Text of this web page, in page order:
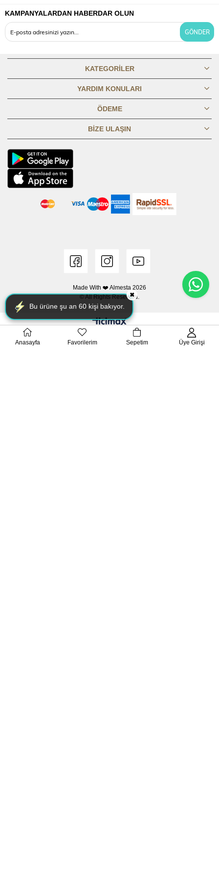
OMUZDAN
BOY
80,1 80,69 81,19 81,69 82,19 82,69 83,19
1/2
45,8 47,8 49,8 51,8 53,8 56,8 59,8 62,8
51,8 53,8 55,8 57,8 66,8
KAMPANYALARDAN HABERDAR OLUN
GÖNDER
KATEGORILER
YARDIM KONULARI
ÖDEME
BIZE ULAŞIN
Made With ❤️ Almesta 2026
© All Rights Reserved.
Anasayfa Favorilerim Sepetim Üye Girişi
✖
Bu ürüne şu an 54 kişi bakıyor.